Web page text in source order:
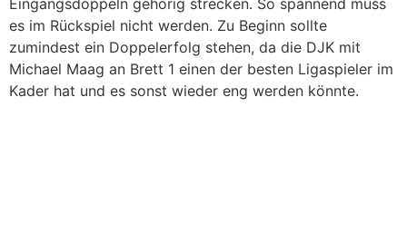
es im Rückspiel nicht werden. Zu Beginn sollte
zumindest ein Doppelerfolg stehen, da die DJK mit
Michael Maag an Brett 1 einen der besten Ligaspieler im
Kader hat und es sonst wieder eng werden könnte.